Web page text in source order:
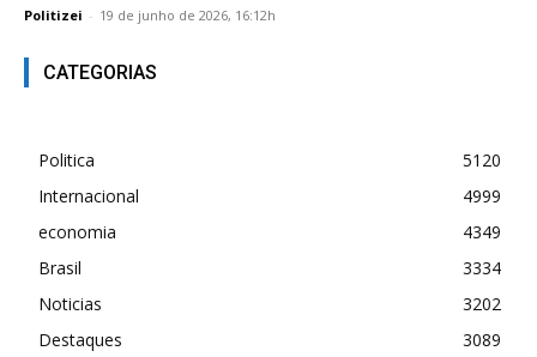
Politizei - 19 de junho de 2026, 16:12h
CATEGORIAS
Politica
5120
Internacional
4999
economia
4349
Brasil
3334
Noticias
3202
Destaques
3089